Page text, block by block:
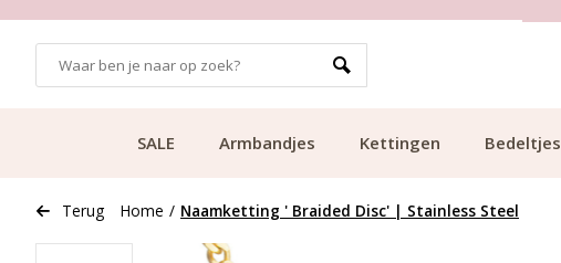
SALE Armbandjes Kettingen Bedeltjes
Terug Home / Naamketting ' Braided Disc' | Stainless Steel